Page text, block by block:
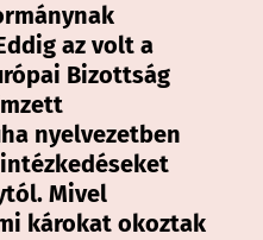
az volt a
Bizottság
nyelvezetben
Mivel
károkat okoztak